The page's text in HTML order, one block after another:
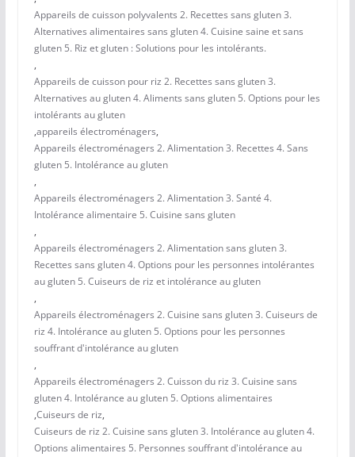
Appareils de cuisson polyvalents 2. Recettes sans gluten 3.
Alternatives alimentaires sans gluten 4. Cuisine saine et sans
gluten 5. Riz et gluten : Solutions pour les intolérants.
,
Appareils de cuisson pour riz 2. Recettes sans gluten 3.
Alternatives au gluten 4. Aliments sans gluten 5. Options pour les
intolérants au gluten
,appareils électroménagers,
Appareils électroménagers 2. Alimentation 3. Recettes 4. Sans
gluten 5. Intolérance au gluten
,
Appareils électroménagers 2. Alimentation 3. Santé 4.
Intolérance alimentaire 5. Cuisine sans gluten
,
Appareils électroménagers 2. Alimentation sans gluten 3.
Recettes sans gluten 4. Options pour les personnes intolérantes
au gluten 5. Cuiseurs de riz et intolérance au gluten
,
Appareils électroménagers 2. Cuisine sans gluten 3. Cuiseurs de
riz 4. Intolérance au gluten 5. Options pour les personnes
souffrant d'intolérance au gluten
,
Appareils électroménagers 2. Cuisson du riz 3. Cuisine sans
gluten 4. Intolérance au gluten 5. Options alimentaires
,Cuiseurs de riz,
Cuiseurs de riz 2. Cuisine sans gluten 3. Intolérance au gluten 4.
Options alimentaires 5. Personnes souffrant d'intolérance au